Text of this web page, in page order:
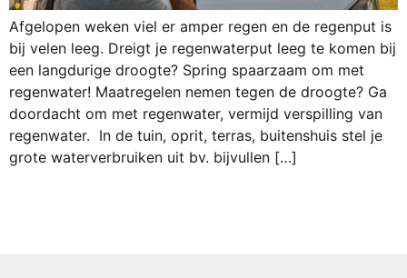
Afgelopen weken viel er amper regen en de regenput is
bij velen leeg. Dreigt je regenwaterput leeg te komen bij
een langdurige droogte? Spring spaarzaam om met
regenwater! Maatregelen nemen tegen de droogte? Ga
doordacht om met regenwater, vermijd verspilling van
regenwater. In de tuin, oprit, terras, buitenshuis stel je
grote waterverbruiken uit bv. bijvullen […]